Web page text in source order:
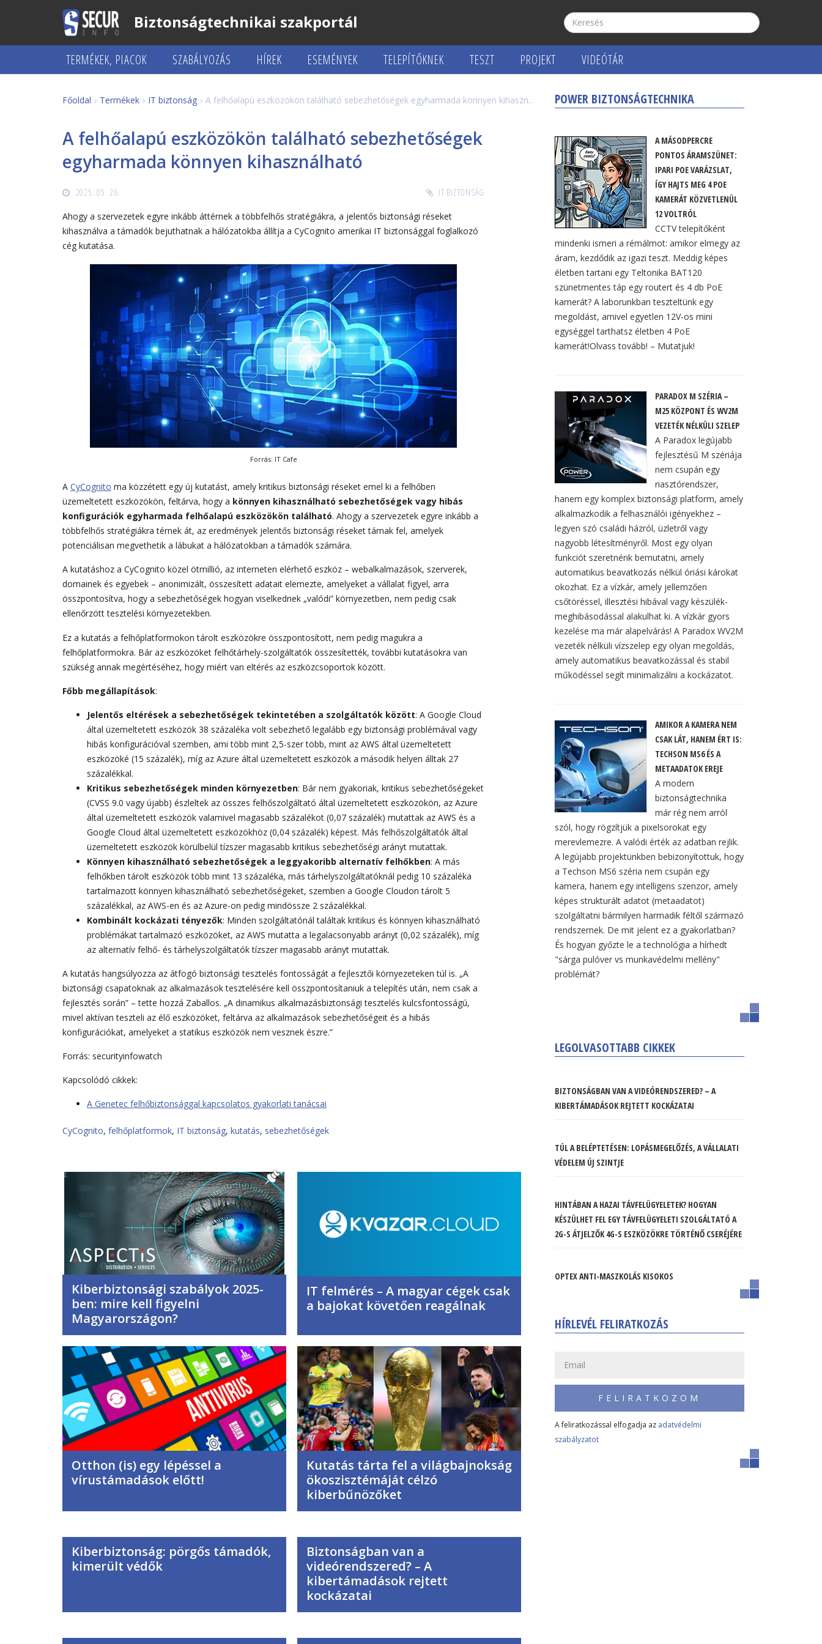
Biztonságtechnikai szakportál
TERMÉKEK, PIACOK SZABÁLYOZÁS HÍREK ESEMÉNYEK TELEPÍTŐKNEK TESZT PROJEKT VIDEÓTÁR
Főoldal Termékek IT biztonság A felhőalapú eszközökön található sebezhetőségek egyharmada könnyen kihasználható
A felhőalapú eszközökön található sebezhetőségek
egyharmada könnyen kihasználható
2025. 05. 26. IT BIZTONSÁG
Ahogy a szervezetek egyre inkább áttérnek a többfelhős stratégiákra, a jelentős biztonsági réseket
kihasználva a támadók bejuthatnak a hálózatokba állítja a CyCognito amerikai IT biztonsággal foglalkozó
cég kutatása.
Forrás: IT Cafe
A CyCognito ma közzétett egy új kutatást, amely kritikus biztonsági réseket emel ki a felhőben
üzemeltetett eszközökön, feltárva, hogy a könnyen kihasználható sebezhetőségek vagy hibás
konfigurációk egyharmada felhőalapú eszközökön található. Ahogy a szervezetek egyre inkább a
többfelhős stratégiákra térnek át, az eredmények jelentős biztonsági réseket tárnak fel, amelyek
potenciálisan megvethetik a lábukat a hálózatokban a támadók számára.
A kutatáshoz a CyCognito közel ötmillió, az interneten elérhető eszköz – webalkalmazások, szerverek,
domainek és egyebek – anonimizált, összesített adatait elemezte, amelyeket a vállalat figyel, arra
összpontosítva, hogy a sebezhetőségek hogyan viselkednek „valódi” környezetben, nem pedig csak
ellenőrzött tesztelési környezetekben.
Ez a kutatás a felhőplatformokon tárolt eszközökre összpontosított, nem pedig magukra a
felhőplatformokra. Bár az eszközöket felhőtárhely-szolgáltatók összesítették, további kutatásokra van
szükség annak megértéséhez, hogy miért van eltérés az eszközcsoportok között.
Főbb megállapítások:
Jelentős eltérések a sebezhetőségek tekintetében a szolgáltatók között: A Google Cloud
által üzemeltetett eszközök 38 százaléka volt sebezhető legalább egy biztonsági problémával vagy
hibás konfigurációval szemben, ami több mint 2,5-szer több, mint az AWS által üzemeltetett
eszközöké (15 százalék), míg az Azure által üzemeltetett eszközök a második helyen álltak 27
százalékkal.
Kritikus sebezhetőségek minden környezetben: Bár nem gyakoriak, kritikus sebezhetőségeket
(CVSS 9.0 vagy újabb) észleltek az összes felhőszolgáltató által üzemeltetett eszközökön, az Azure
által üzemeltetett eszközök valamivel magasabb százalékot (0,07 százalék) mutattak az AWS és a
Google Cloud által üzemeltetett eszközökhöz (0,04 százalék) képest. Más felhőszolgáltatók által
üzemeltetett eszközök körülbelül tízszer magasabb kritikus sebezhetőségi arányt mutattak.
Könnyen kihasználható sebezhetőségek a leggyakoribb alternatív felhőkben: A más
felhőkben tárolt eszközök több mint 13 százaléka, más tárhelyszolgáltatóknál pedig 10 százaléka
tartalmazott könnyen kihasználható sebezhetőségeket, szemben a Google Cloudon tárolt 5
százalékkal, az AWS-en és az Azure-on pedig mindössze 2 százalékkal.
Kombinált kockázati tényezők: Minden szolgáltatónál találtak kritikus és könnyen kihasználható
problémákat tartalmazó eszközöket, az AWS mutatta a legalacsonyabb arányt (0,02 százalék), míg
az alternatív felhő- és tárhelyszolgáltatók tízszer magasabb arányt mutattak.
A kutatás hangsúlyozza az átfogó biztonsági tesztelés fontosságát a fejlesztői környezeteken túl is. „A
biztonsági csapatoknak az alkalmazások tesztelésére kell összpontosítaniuk a telepítés után, nem csak a
fejlesztés során” – tette hozzá Zaballos. „A dinamikus alkalmazásbiztonsági tesztelés kulcsfontosságú,
mivel aktívan teszteli az élő eszközöket, feltárva az alkalmazások sebezhetőségeit és a hibás
konfigurációkat, amelyeket a statikus eszközök nem vesznek észre.”
Forrás: securityinfowatch
Kapcsolódó cikkek:
A Genetec felhőbiztonsággal kapcsolatos gyakorlati tanácsai
CyCognito, felhőplatformok, IT biztonság, kutatás, sebezhetőségek
Kiberbiztonsági szabályok 2025-
ben: mire kell figyelni
Magyarországon?
IT felmérés – A magyar cégek csak
a bajokat követően reagálnak
Otthon (is) egy lépéssel a
vírustámadások előtt!
Kutatás tárta fel a világbajnokság
ökoszisztémáját célzó
kiberbűnözőket
Kiberbiztonság: pörgős támadók,
kimerült védők
Biztonságban van a
videórendszered? – A
kibertámadások rejtett
kockázatai
POWER BIZTONSÁGTECHNIKA
A MÁSODPERCRE
PONTOS ÁRAMSZÜNET:
IPARI POE VARÁZSLAT,
ÍGY HAJTS MEG 4 POE
KAMERÁT KÖZVETLENÜL
12 VOLTRÓL
CCTV telepítőként
mindenki ismeri a rémálmot: amikor elmegy az
áram, kezdődik az igazi teszt. Meddig képes
életben tartani egy Teltonika BAT120
szünetmentes táp egy routert és 4 db PoE
kamerát? A laborunkban teszteltünk egy
megoldást, amivel egyetlen 12V-os mini
egységgel tarthatsz életben 4 PoE
kamerát!Olvass tovább! – Mutatjuk!
PARADOX M SZÉRIA –
M25 KÖZPONT ÉS WV2M
VEZETÉK NÉLKÜLI SZELEP
A Paradox legújabb
fejlesztésű M szériája
nem csupán egy
riasztórendszer,
hanem egy komplex biztonsági platform, amely
alkalmazkodik a felhasználói igényekhez –
legyen szó családi házról, üzletről vagy
nagyobb létesítményről. Most egy olyan
funkciót szeretnénk bemutatni, amely
automatikus beavatkozás nélkül óriási károkat
okozhat. Ez a vízkár, amely jellemzően
csőtöréssel, illesztési hibával vagy készülék-
meghibásodással alakulhat ki. A vízkár gyors
kezelése ma már alapelvárás! A Paradox WV2M
vezeték nélküli vízszelep egy olyan megoldás,
amely automatikus beavatkozással és stabil
működéssel segít minimalizálni a kockázatot.
AMIKOR A KAMERA NEM
CSAK LÁT, HANEM ÉRT IS:
TECHSON MS6 ÉS A
METAADATOK EREJE
A modern
biztonságtechnika
már rég nem arról
szól, hogy rögzítjük a pixelsorokat egy
merevlemezre. A valódi érték az adatban rejlik.
A legújabb projektünkben bebizonyítottuk, hogy
a Techson MS6 széria nem csupán egy
kamera, hanem egy intelligens szenzor, amely
képes strukturált adatot (metaadatot)
szolgáltatni bármilyen harmadik féltől származó
rendszernek. De mit jelent ez a gyakorlatban?
És hogyan győzte le a technológia a hírhedt
"sárga pulóver vs munkavédelmi mellény"
problémát?
LEGOLVASOTTABB CIKKEK
BIZTONSÁGBAN VAN A VIDEÓRENDSZERED? – A
KIBERTÁMADÁSOK REJTETT KOCKÁZATAI
TÚL A BELÉPTETÉSEN: LOPÁSMEGELŐZÉS, A VÁLLALATI
VÉDELEM ÚJ SZINTJE
HINTÁBAN A HAZAI TÁVFELÜGYELETEK? HOGYAN
KÉSZÜLHET FEL EGY TÁVFELÜGYELETI SZOLGÁLTATÓ A
2G-S ÁTJELZŐK 4G-S ESZKÖZÖKRE TÖRTÉNŐ CSERÉJÉRE
OPTEX ANTI-MASZKOLÁS KISOKOS
HÍRLEVÉL FELIRATKOZÁS
FELIRATKOZOM
A feliratkozással elfogadja az adatvédelmi
szabályzatot